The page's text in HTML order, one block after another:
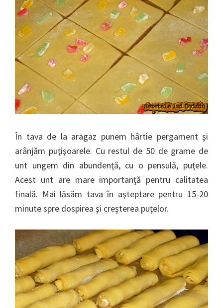
În tava de la aragaz punem hârtie pergament şi
arânjăm puţişoarele. Cu restul de 50 de grame de
unt ungem din abundenţă, cu o pensulă, puţele.
Acest unt are mare importanţă pentru calitatea
finală. Mai lăsăm tava în aşteptare pentru 15-20
minute spre dospirea şi creşterea puţelor.